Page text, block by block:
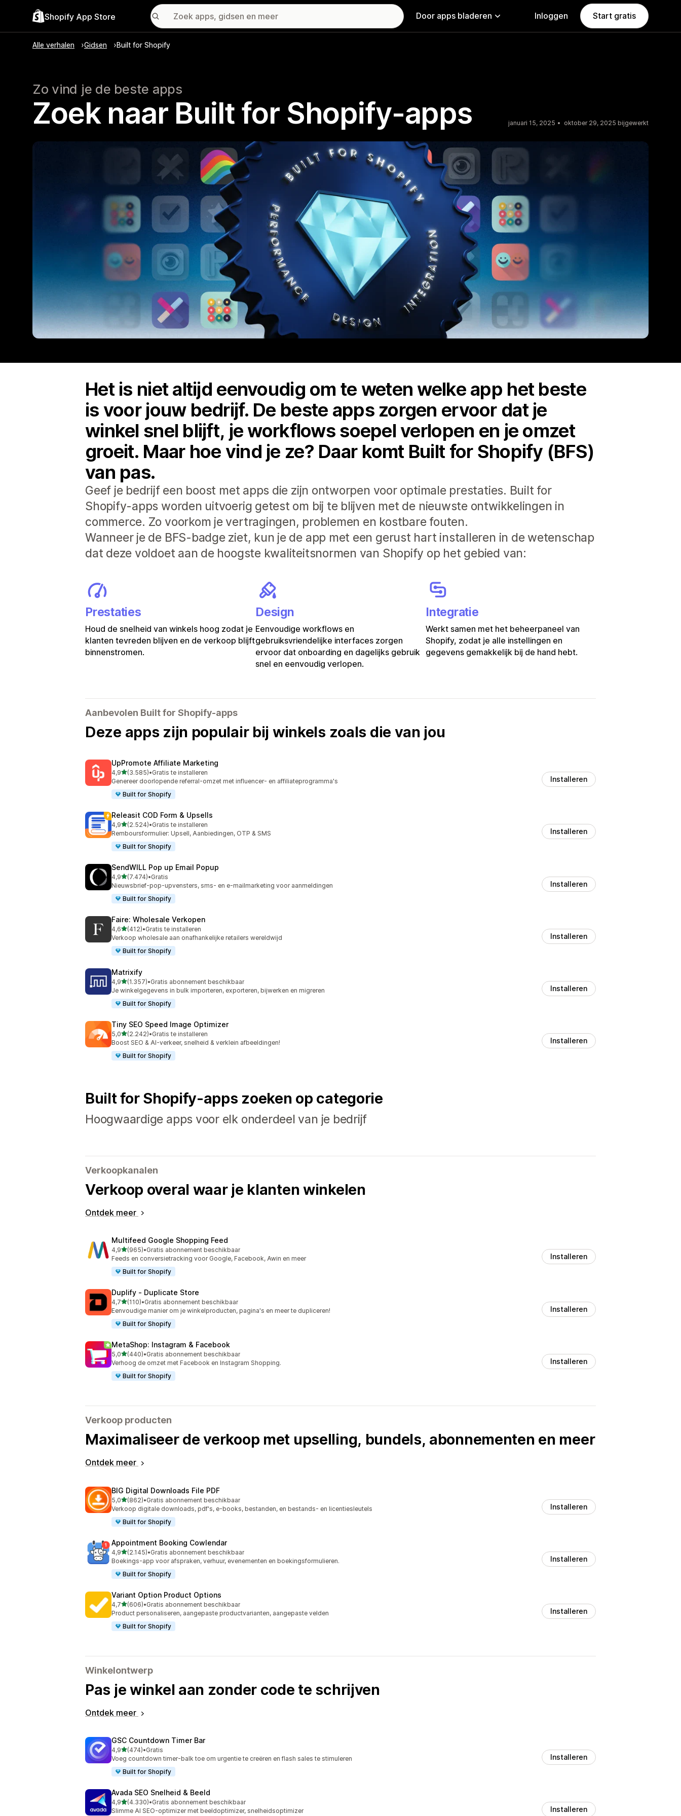
Shopify App Store Door apps bladeren Inloggen Start gratis
Alle verhalen Gidsen Built for Shopify
Zo vind je de beste apps
Zoek naar Built for Shopify-apps januari 15, 2025 oktober 29, 2025 bijgewerkt
Het is niet altijd eenvoudig om te weten welke app het beste
is voor jouw bedrijf. De beste apps zorgen ervoor dat je
winkel snel blijft, je workflows soepel verlopen en je omzet
groeit. Maar hoe vind je ze? Daar komt Built for Shopify (BFS)
van pas.
Geef je bedrijf een boost met apps die zijn ontworpen voor optimale prestaties. Built for
Shopify-apps worden uitvoerig getest om bij te blijven met de nieuwste ontwikkelingen in
commerce. Zo voorkom je vertragingen, problemen en kostbare fouten.
Wanneer je de BFS-badge ziet, kun je de app met een gerust hart installeren in de wetenschap
dat deze voldoet aan de hoogste kwaliteitsnormen van Shopify op het gebied van:
Prestaties
Houd de snelheid van winkels hoog zodat je
klanten tevreden blijven en de verkoop blijft
binnenstromen.
Design
Eenvoudige workflows en
gebruiksvriendelijke interfaces zorgen
ervoor dat onboarding en dagelijks gebruik
snel en eenvoudig verlopen.
Integratie
Werkt samen met het beheerpaneel van
Shopify, zodat je alle instellingen en
gegevens gemakkelijk bij de hand hebt.
Aanbevolen Built for Shopify-apps
Deze apps zijn populair bij winkels zoals die van jou
UpPromote Affiliate Marketing
4,9van 5 sterren
(3.585)
3585 recensies in totaal
•Gratis te installeren
Genereer doorlopende referral-omzet met influencer- en affiliateprogramma's
Built for Shopify
Installeren
Releasit COD Form & Upsells
4,9van 5 sterren
(2.524)
2524 recensies in totaal
•Gratis te installeren
Remboursformulier: Upsell, Aanbiedingen, OTP & SMS
Built for Shopify
Installeren
SendWILL Pop up Email Popup
4,9van 5 sterren
(7.474)
7474 recensies in totaal
•Gratis
Nieuwsbrief-pop-upvensters, sms- en e-mailmarketing voor aanmeldingen
Built for Shopify
Installeren
Faire: Wholesale Verkopen
4,6van 5 sterren
(412)
412 recensies in totaal
•Gratis te installeren
Verkoop wholesale aan onafhankelijke retailers wereldwijd
Built for Shopify
Installeren
Matrixify
4,9van 5 sterren
(1.357)
1357 recensies in totaal
•Gratis abonnement beschikbaar
Je winkelgegevens in bulk importeren, exporteren, bijwerken en migreren
Built for Shopify
Installeren
Tiny SEO Speed Image Optimizer
5,0van 5 sterren
(2.242)
2242 recensies in totaal
•Gratis te installeren
Boost SEO & AI-verkeer, snelheid & verklein afbeeldingen!
Built for Shopify
Installeren
Built for Shopify-apps zoeken op categorie
Hoogwaardige apps voor elk onderdeel van je bedrijf
Verkoopkanalen
Verkoop overal waar je klanten winkelen
Ontdek meer
Multifeed Google Shopping Feed
4,9van 5 sterren
(965)
965 recensies in totaal
•Gratis abonnement beschikbaar
Feeds en conversietracking voor Google, Facebook, Awin en meer
Built for Shopify
Installeren
Duplify ‑ Duplicate Store
4,7van 5 sterren
(110)
110 recensies in totaal
•Gratis abonnement beschikbaar
Eenvoudige manier om je winkelproducten, pagina's en meer te dupliceren!
Built for Shopify
Installeren
MetaShop: Instagram & Facebook
5,0van 5 sterren
(440)
440 recensies in totaal
•Gratis abonnement beschikbaar
Verhoog de omzet met Facebook en Instagram Shopping.
Built for Shopify
Installeren
Verkoop producten
Maximaliseer de verkoop met upselling, bundels, abonnementen en meer
Ontdek meer
BIG Digital Downloads File PDF
5,0van 5 sterren
(862)
862 recensies in totaal
•Gratis abonnement beschikbaar
Verkoop digitale downloads, pdf's, e-books, bestanden, en bestands- en licentiesleutels
Built for Shopify
Installeren
Appointment Booking Cowlendar
4,9van 5 sterren
(2.145)
2145 recensies in totaal
•Gratis abonnement beschikbaar
Boekings-app voor afspraken, verhuur, evenementen en boekingsformulieren.
Built for Shopify
Installeren
Variant Option Product Options
4,7van 5 sterren
(606)
606 recensies in totaal
•Gratis abonnement beschikbaar
Product personaliseren, aangepaste productvarianten, aangepaste velden
Built for Shopify
Installeren
Winkelontwerp
Pas je winkel aan zonder code te schrijven
Ontdek meer
GSC Countdown Timer Bar
4,9van 5 sterren
(474)
474 recensies in totaal
•Gratis
Voeg countdown timer-balk toe om urgentie te creëren en flash sales te stimuleren
Built for Shopify
Installeren
Avada SEO Snelheid & Beeld
4,9van 5 sterren
(4.330)
4330 recensies in totaal
•Gratis abonnement beschikbaar
Slimme AI SEO-optimizer met beeldoptimizer, snelheidsoptimizer
Installeren